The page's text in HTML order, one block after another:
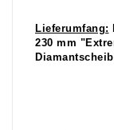
Lieferumfang:
230 mm "